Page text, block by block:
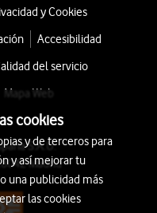
y Cookies
Accesibilidad
del servicio
Mapa Web
S.A.U.
Madrid
cookies
y de terceros para
y así mejorar tu
una publicidad más
las cookies